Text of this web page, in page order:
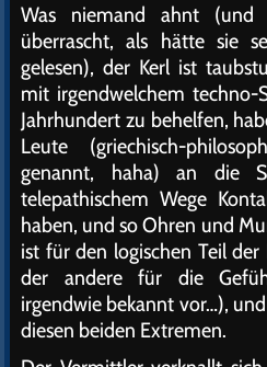
Was niemand ahnt
überrascht, als hätte sie
gelesen), der Kerl ist
mit irgendwelchem techno-
Jahrhundert zu behelfen,
Leute (griechisch-
genannt, haha) an die
telepathischem Wege
haben, und so Ohren und
ist für den logischen Teil der
der andere für die
irgendwie bekannt vor…),
diesen beiden Extremen.